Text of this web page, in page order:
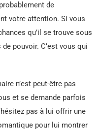
de
votre attention. Si vous
qu’il se trouve sous
pouvoir. C’est vous qui
n’est peut-être pas
et se demande parfois
pas à lui offrir une
pour lui montrer